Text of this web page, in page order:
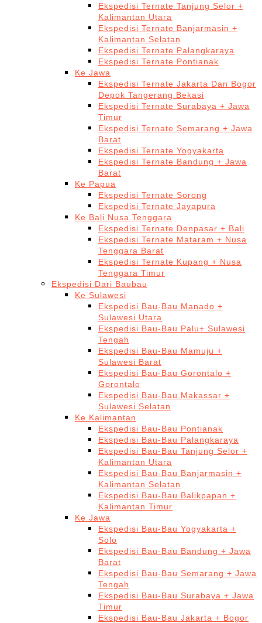
Ekspedisi Ternate Tanjung Selor +
Kalimantan Utara
Ekspedisi Ternate Banjarmasin +
Kalimantan Selatan
Ekspedisi Ternate Palangkaraya
Ekspedisi Ternate Pontianak
Ke Jawa
Ekspedisi Ternate Jakarta Dan Bogor
Depok Tangerang Bekasi
Ekspedisi Ternate Surabaya + Jawa
Timur
Ekspedisi Ternate Semarang + Jawa
Barat
Ekspedisi Ternate Yogyakarta
Ekspedisi Ternate Bandung + Jawa
Barat
Ke Papua
Ekspedisi Ternate Sorong
Ekspedisi Ternate Jayapura
Ke Bali Nusa Tenggara
Ekspedisi Ternate Denpasar + Bali
Ekspedisi Ternate Mataram + Nusa
Tenggara Barat
Ekspedisi Ternate Kupang + Nusa
Tenggara Timur
Ekspedisi Dari Baubau
Ke Sulawesi
Ekspedisi Bau-Bau Manado +
Sulawesi Utara
Ekspedisi Bau-Bau Palu+ Sulawesi
Tengah
Ekspedisi Bau-Bau Mamuju +
Sulawesi Barat
Ekspedisi Bau-Bau Gorontalo +
Gorontalo
Ekspedisi Bau-Bau Makassar +
Sulawesi Selatan
Ke Kalimantan
Ekspedisi Bau-Bau Pontianak
Ekspedisi Bau-Bau Palangkaraya
Ekspedisi Bau-Bau Tanjung Selor +
Kalimantan Utara
Ekspedisi Bau-Bau Banjarmasin +
Kalimantan Selatan
Ekspedisi Bau-Bau Balikpapan +
Kalimantan Timur
Ke Jawa
Ekspedisi Bau-Bau Yogyakarta +
Solo
Ekspedisi Bau-Bau Bandung + Jawa
Barat
Ekspedisi Bau-Bau Semarang + Jawa
Tengah
Ekspedisi Bau-Bau Surabaya + Jawa
Timur
Ekspedisi Bau-Bau Jakarta + Bogor